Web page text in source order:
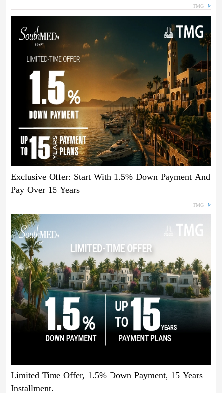
TMG
Exclusive Offer: Start With 1.5% Down Payment And
Pay Over 15 Years
TMG
Limited Time Offer, 1.5% Down Payment, 15 Years
Installment.